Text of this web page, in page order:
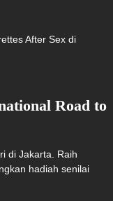
After Sex di
Road to
di Jakarta. Raih
hadiah senilai